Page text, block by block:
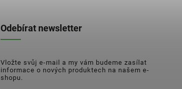
Odebírat newsletter
Vložte svůj e-mail a my vám budeme zasílat
informace o nových produktech na našem e-
shopu.